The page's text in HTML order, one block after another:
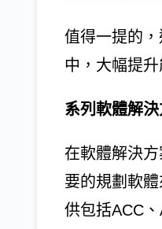
值得一提的
中，大幅提
系列軟體解
在軟體解決
要的規劃軟
供包括ACC